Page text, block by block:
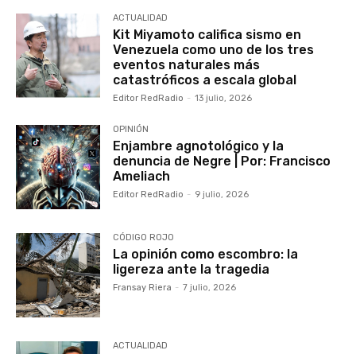
ACTUALIDAD
Kit Miyamoto califica sismo en
Venezuela como uno de los tres
eventos naturales más
catastróficos a escala global
Editor RedRadio - 13 julio, 2026
OPINIÓN
Enjambre agnotológico y la
denuncia de Negre | Por: Francisco
Ameliach
Editor RedRadio - 9 julio, 2026
CÓDIGO ROJO
La opinión como escombro: la
ligereza ante la tragedia
Fransay Riera - 7 julio, 2026
ACTUALIDAD